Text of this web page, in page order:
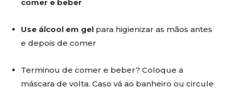
comer e beber
Use álcool em gel para higienizar as mãos antes
e depois de comer
Terminou de comer e beber? Coloque a
máscara de volta. Caso vá ao banheiro ou circule